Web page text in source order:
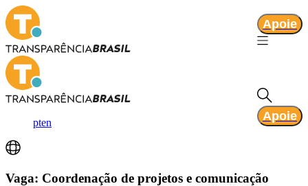
Apoie
pten Apoie
Vaga: Coordenação de projetos e comunicação